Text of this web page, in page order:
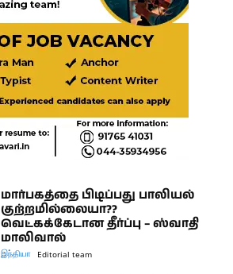
மார்பகத்தை பிடிப்பது பாலியல்
குற்றமில்லையா??
வெட்கக்கேடான தீர்ப்பு – ஸ்வாதி
மாலிவால்
இந்தியா Editorial team